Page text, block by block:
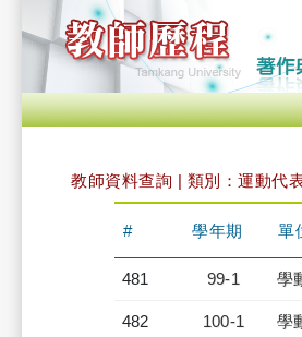
教師資料查詢 | 類別：運動代
# 學年期 單
481 99-1 學
482 100-1 學